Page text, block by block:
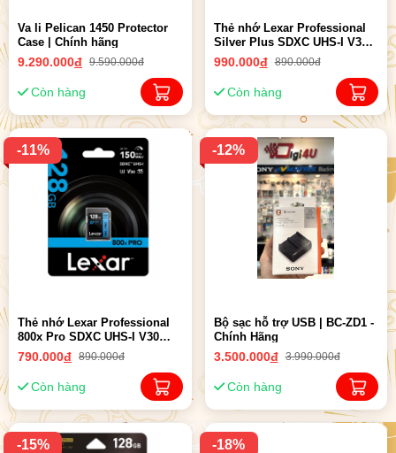
Va li Pelican 1450 Protector
Case | Chính hãng
9.290.000đ 9.590.000đ
Còn hàng
Thẻ nhớ Lexar Professional
Silver Plus SDXC UHS-I V30
64GB/128GB/256GB/512GB/1TB
990.000đ 890.000đ
Còn hàng
-11%
Thẻ nhớ Lexar Professional
800x Pro SDXC UHS-I V30
64GB/128GB/256GB
790.000đ 890.000đ
Còn hàng
-12%
Bộ sạc hỗ trợ USB | BC-ZD1 -
Chính Hãng
3.500.000đ 3.990.000đ
Còn hàng
-15% -18%